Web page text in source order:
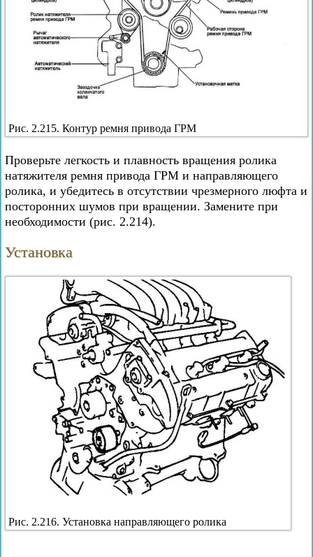
Рис. 2.215. Контур ремня привода ГРМ
Проверьте легкость и плавность вращения ролика
натяжителя ремня привода ГРМ и направляющего
ролика, и убедитесь в отсутствии чрезмерного люфта и
посторонних шумов при вращении. Замените при
необходимости (рис. 2.214).
Установка
Рис. 2.216. Установка направляющего ролика